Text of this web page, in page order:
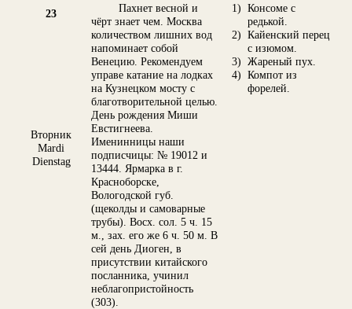
23
Пахнет весной и
чёрт знает чем. Москва
количеством лишних вод
напоминает собой
Венецию. Рекомендуем
управе катание на лодках
на Кузнецком мосту с
благотворительной целью.
День рождения Миши
Евстигнеева.
Именинницы наши
подписчицы: № 19012 и
13444. Ярмарка в г.
Красноборске,
Вологодской губ.
(щеколды и самоварные
трубы). Восх. сол. 5 ч. 15
м., зах. его же 6 ч. 50 м. В
сей день Диоген, в
присутствии китайского
посланника, учинил
неблагопристойность
(303).
1) Консоме с
редькой.
2) Кайенский перец
с изюмом.
3) Жареный пух.
4) Компот из
форелей.
Вторник
Mardi
Dienstag